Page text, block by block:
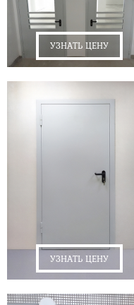
УЗНАТЬ ЦЕНУ
УЗНАТЬ ЦЕНУ